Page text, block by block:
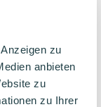
zu
anbieten
zu
zu Ihrer